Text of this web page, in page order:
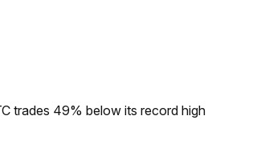
trades 49% below its record high